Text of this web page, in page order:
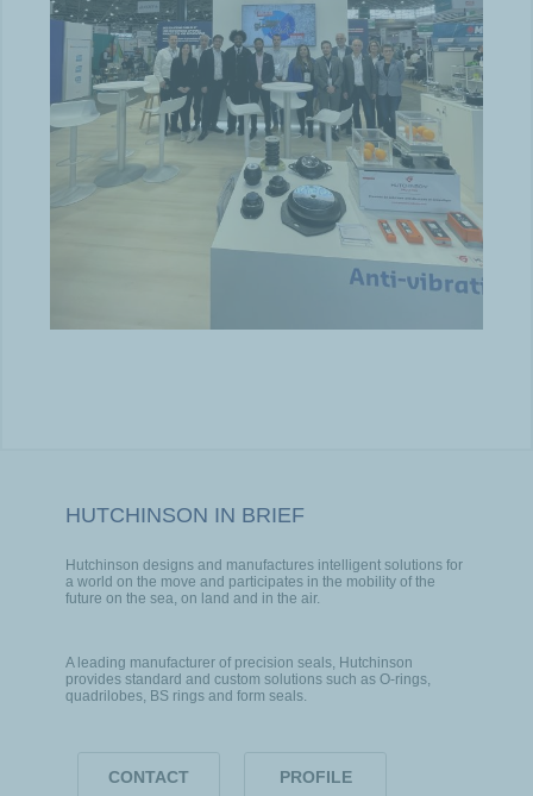
HUTCHINSON IN BRIEF
Hutchinson designs and manufactures intelligent solutions for
a world on the move and participates in the mobility of the
future on the sea, on land and in the air.
A leading manufacturer of precision seals, Hutchinson
provides standard and custom solutions such as O-rings,
quadrilobes, BS rings and form seals.
CONTACT PROFILE